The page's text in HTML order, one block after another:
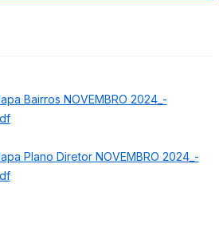
Bairros NOVEMBRO 2024_-
Plano Diretor NOVEMBRO 2024_-